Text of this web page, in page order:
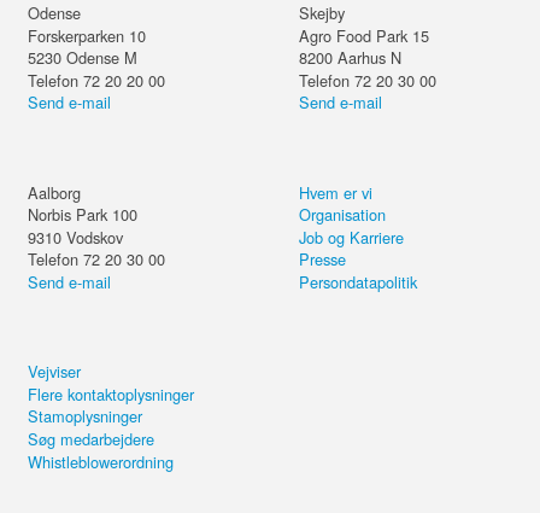
Odense
Forskerparken 10
5230 Odense M
Telefon 72 20 20 00
Send e-mail
Skejby
Agro Food Park 15
8200 Aarhus N
Telefon 72 20 30 00
Send e-mail
Aalborg
Norbis Park 100
9310 Vodskov
Telefon 72 20 30 00
Send e-mail
Hvem er vi
Organisation
Job og Karriere
Presse
Persondatapolitik
Vejviser
Flere kontaktoplysninger
Stamoplysninger
Søg medarbejdere
Whistleblowerordning